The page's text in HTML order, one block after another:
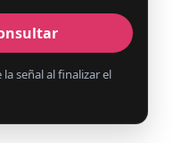
señal al finalizar el